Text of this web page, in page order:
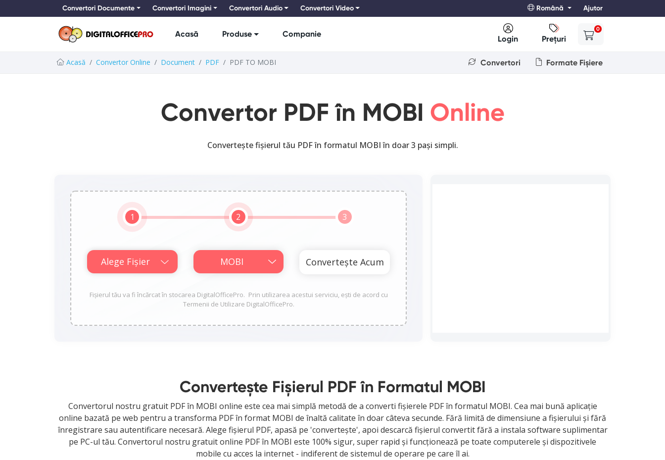
Convertori Documente Convertori Imagini Convertori Audio Convertori Video Română Ajutor
Acasă Produse Companie
Login Prețuri
0
Acasă Convertor Online Document PDF PDF TO MOBI Convertori Formate Fișiere
Convertor PDF în MOBI Online
Convertește fișierul tău PDF în formatul MOBI în doar 3 pași simpli.
1
Alege Fișier
2 3
Fișierul tău va fi încărcat în stocarea DigitalOfficePro. Prin utilizarea acestui serviciu, ești de acord cu
Termenii de Utilizare DigitalOfficePro.
Convertește Fișierul PDF în Formatul MOBI
Convertorul nostru gratuit PDF în MOBI online este cea mai simplă metodă de a converti fișierele PDF în formatul MOBI. Cea mai bună aplicație
online bazată pe web pentru a transforma PDF în format MOBI de înaltă calitate în doar câteva secunde. Fără limită de dimensiune a fișierului și fără
înregistrare sau autentificare necesară. Alege fișierul PDF, apasă pe 'convertește', apoi descarcă fișierul convertit fără a instala software suplimentar
pe PC-ul tău. Convertorul nostru gratuit online PDF în MOBI este 100% sigur, super rapid și funcționează pe toate computerele și dispozitivele
mobile cu acces la internet - indiferent de sistemul de operare pe care îl ai.